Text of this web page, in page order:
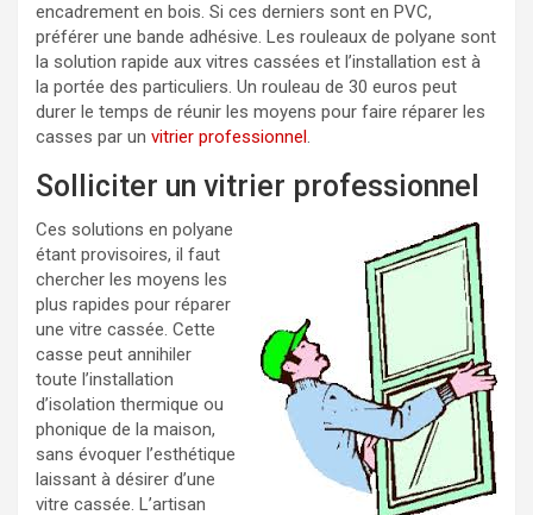
encadrement en bois. Si ces derniers sont en PVC,
préférer une bande adhésive. Les rouleaux de polyane sont
la solution rapide aux vitres cassées et l’installation est à
la portée des particuliers. Un rouleau de 30 euros peut
durer le temps de réunir les moyens pour faire réparer les
casses par un vitrier professionnel.
Solliciter un vitrier professionnel
Ces solutions en polyane
étant provisoires, il faut
chercher les moyens les
plus rapides pour réparer
une vitre cassée. Cette
casse peut annihiler
toute l’installation
d’isolation thermique ou
phonique de la maison,
sans évoquer l’esthétique
laissant à désirer d’une
vitre cassée. L’artisan